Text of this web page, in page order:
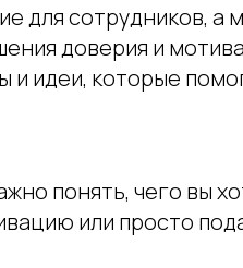
для сотрудников, а
доверия и
и идеи, которые
понять, чего вы
или просто